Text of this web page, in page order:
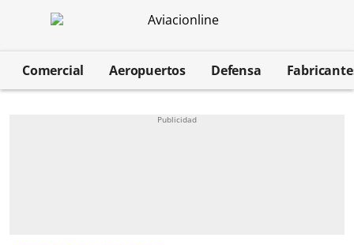
Comercial Aeropuertos Defensa